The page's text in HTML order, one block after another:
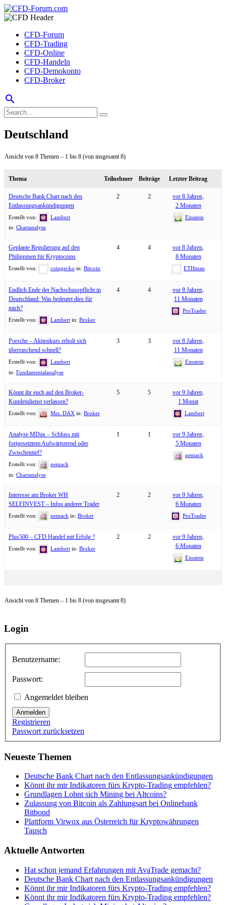
CFD-Forum
CFD-Trading
CFD-Online
CFD-Handeln
CFD-Demokonto
CFD-Broker
search
Deutschland
Ansicht von 8 Themen – 1 bis 8 (von insgesamt 8)
Thema Teilnehmer Beiträge Letzter Beitrag
Deutsche Bank Chart nach den
Entlassungsankündigungen
Erstellt von:
Lambert
in: Chartanalyse
2 2
vor 8 Jahren,
2 Monaten
Einstein
Geplante Regulierung auf den
Philippinen für Kryptocoins
Erstellt von: coingecko in: Bitcoin
4 4
vor 8 Jahren,
8 Monaten
ETHman
Endlich Ende der Nachschusspflicht in
Deutschland: Was bedeutet dies für
mich?
Erstellt von: Lambert in: Broker
4 4
vor 8 Jahren,
11 Monaten
ProTrader
Porsche – Aktienkurs erholt sich
überraschend schnell?
Erstellt von:
Lambert
in: Fundamentalanalyse
3 3
vor 8 Jahren,
11 Monaten
Einstein
Könnt ihr euch auf den Broker-
Kundendienst verlassen?
Erstellt von: Mrs. DAX in: Broker
5 5
vor 9 Jahren,
1 Monat
Lambert
Analyse MDax – Schluss mit
fortgesetztem Aufwärtstrend oder
Zwischentief?
Erstellt von:
nemack
in: Chartanalyse
1 1
vor 9 Jahren,
5 Monaten
nemack
Interesse am Broker WH
SELFINVEST – Infos anderer Trader
Erstellt von: nemack in: Broker
2 2
vor 9 Jahren,
6 Monaten
ProTrader
Plus500 – CFD Handel mit Erfolg ?
Erstellt von: Lambert in: Broker
2 2
vor 9 Jahren,
6 Monaten
Einstein
Ansicht von 8 Themen – 1 bis 8 (von insgesamt 8)
Login
Benutzername:
Passwort:
Angemeldet bleiben
Anmelden
Registrieren
Passwort zurücksetzen
Neueste Themen
Deutsche Bank Chart nach den Entlassungsankündigungen
Könnt ihr mir Indikatoren fürs Krypto-Trading empfehlen?
Grundlagen Lohnt sich Mining bei Altcoins?
Zulassung von Bitcoin als Zahlungsart bei Onlinebank
Bitbond
Plattform Virwox aus Österreich für Kryptowährungen
Tausch
Aktuelle Antworten
Hat schon jemand Erfahrungen mit AvaTrade gemacht?
Deutsche Bank Chart nach den Entlassungsankündigungen
Könnt ihr mir Indikatoren fürs Krypto-Trading empfehlen?
Könnt ihr mir Indikatoren fürs Krypto-Trading empfehlen?